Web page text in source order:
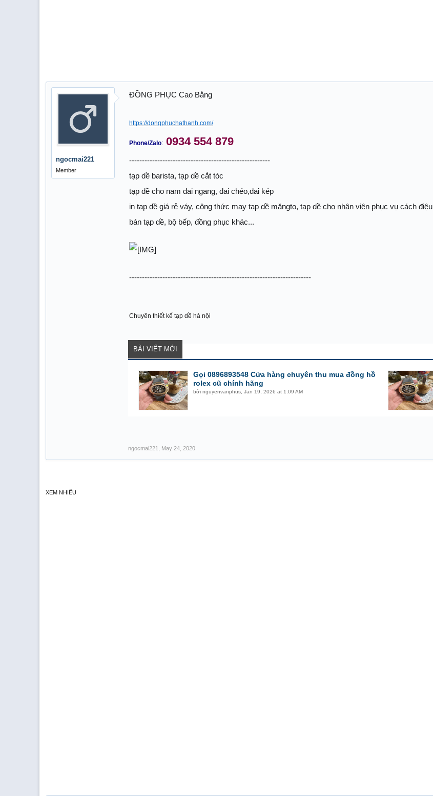
ngocmai221
Member
ĐỒNG PHỤC Cao Bằng
https://dongphuchathanh.com/
Phone/Zalo: 0934 554 879
-------------------------------------------------------
tạp dề barista, tạp dề cắt tóc
tạp dề cho nam đai ngang, đai chéo,đai kép
in tạp dề giá rẻ váy, công thức may tạp dề măngto, tạp dề cho nhân viên phục vụ cách điệu
bán tạp dề, bộ bếp, đồng phục khác...
-----------------------------------------------------------------------
Chuyên thiết kế tạp dề hà nội
BÀI VIẾT MỚI
Gọi 0896893548 Cửa hàng chuyên thu mua đồng hồ
rolex cũ chính hãng
bởi nguyenvanphus, Jan 19, 2026 at 1:09 AM
ngocmai221 May 24, 2020
XEM NHIỀU